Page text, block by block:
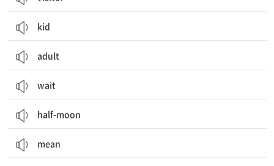
kid
adult
wait
half-moon
mean